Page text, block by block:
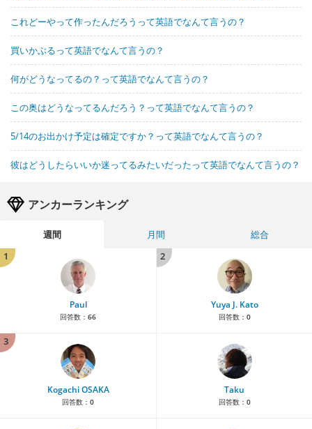
これどーやって作ったんだろうって英語でなんて言うの？
買いかぶるって英語でなんて言うの？
何がどうなってるの？って英語でなんて言うの？
この奥はどうなってるんだろう？って英語でなんて言うの？
5/14のお出かけ予定は確定ですか？って英語でなんて言うの？
彼はどうしたらいいか迷ってるみたいだったって英語でなんて言うの？
アンカーランキング
週間 月間
総合
1
Paul
回答数： 66
2
Yuya J. Kato
回答数： 0
3
Kogachi OSAKA
回答数： 0
Taku
回答数： 0